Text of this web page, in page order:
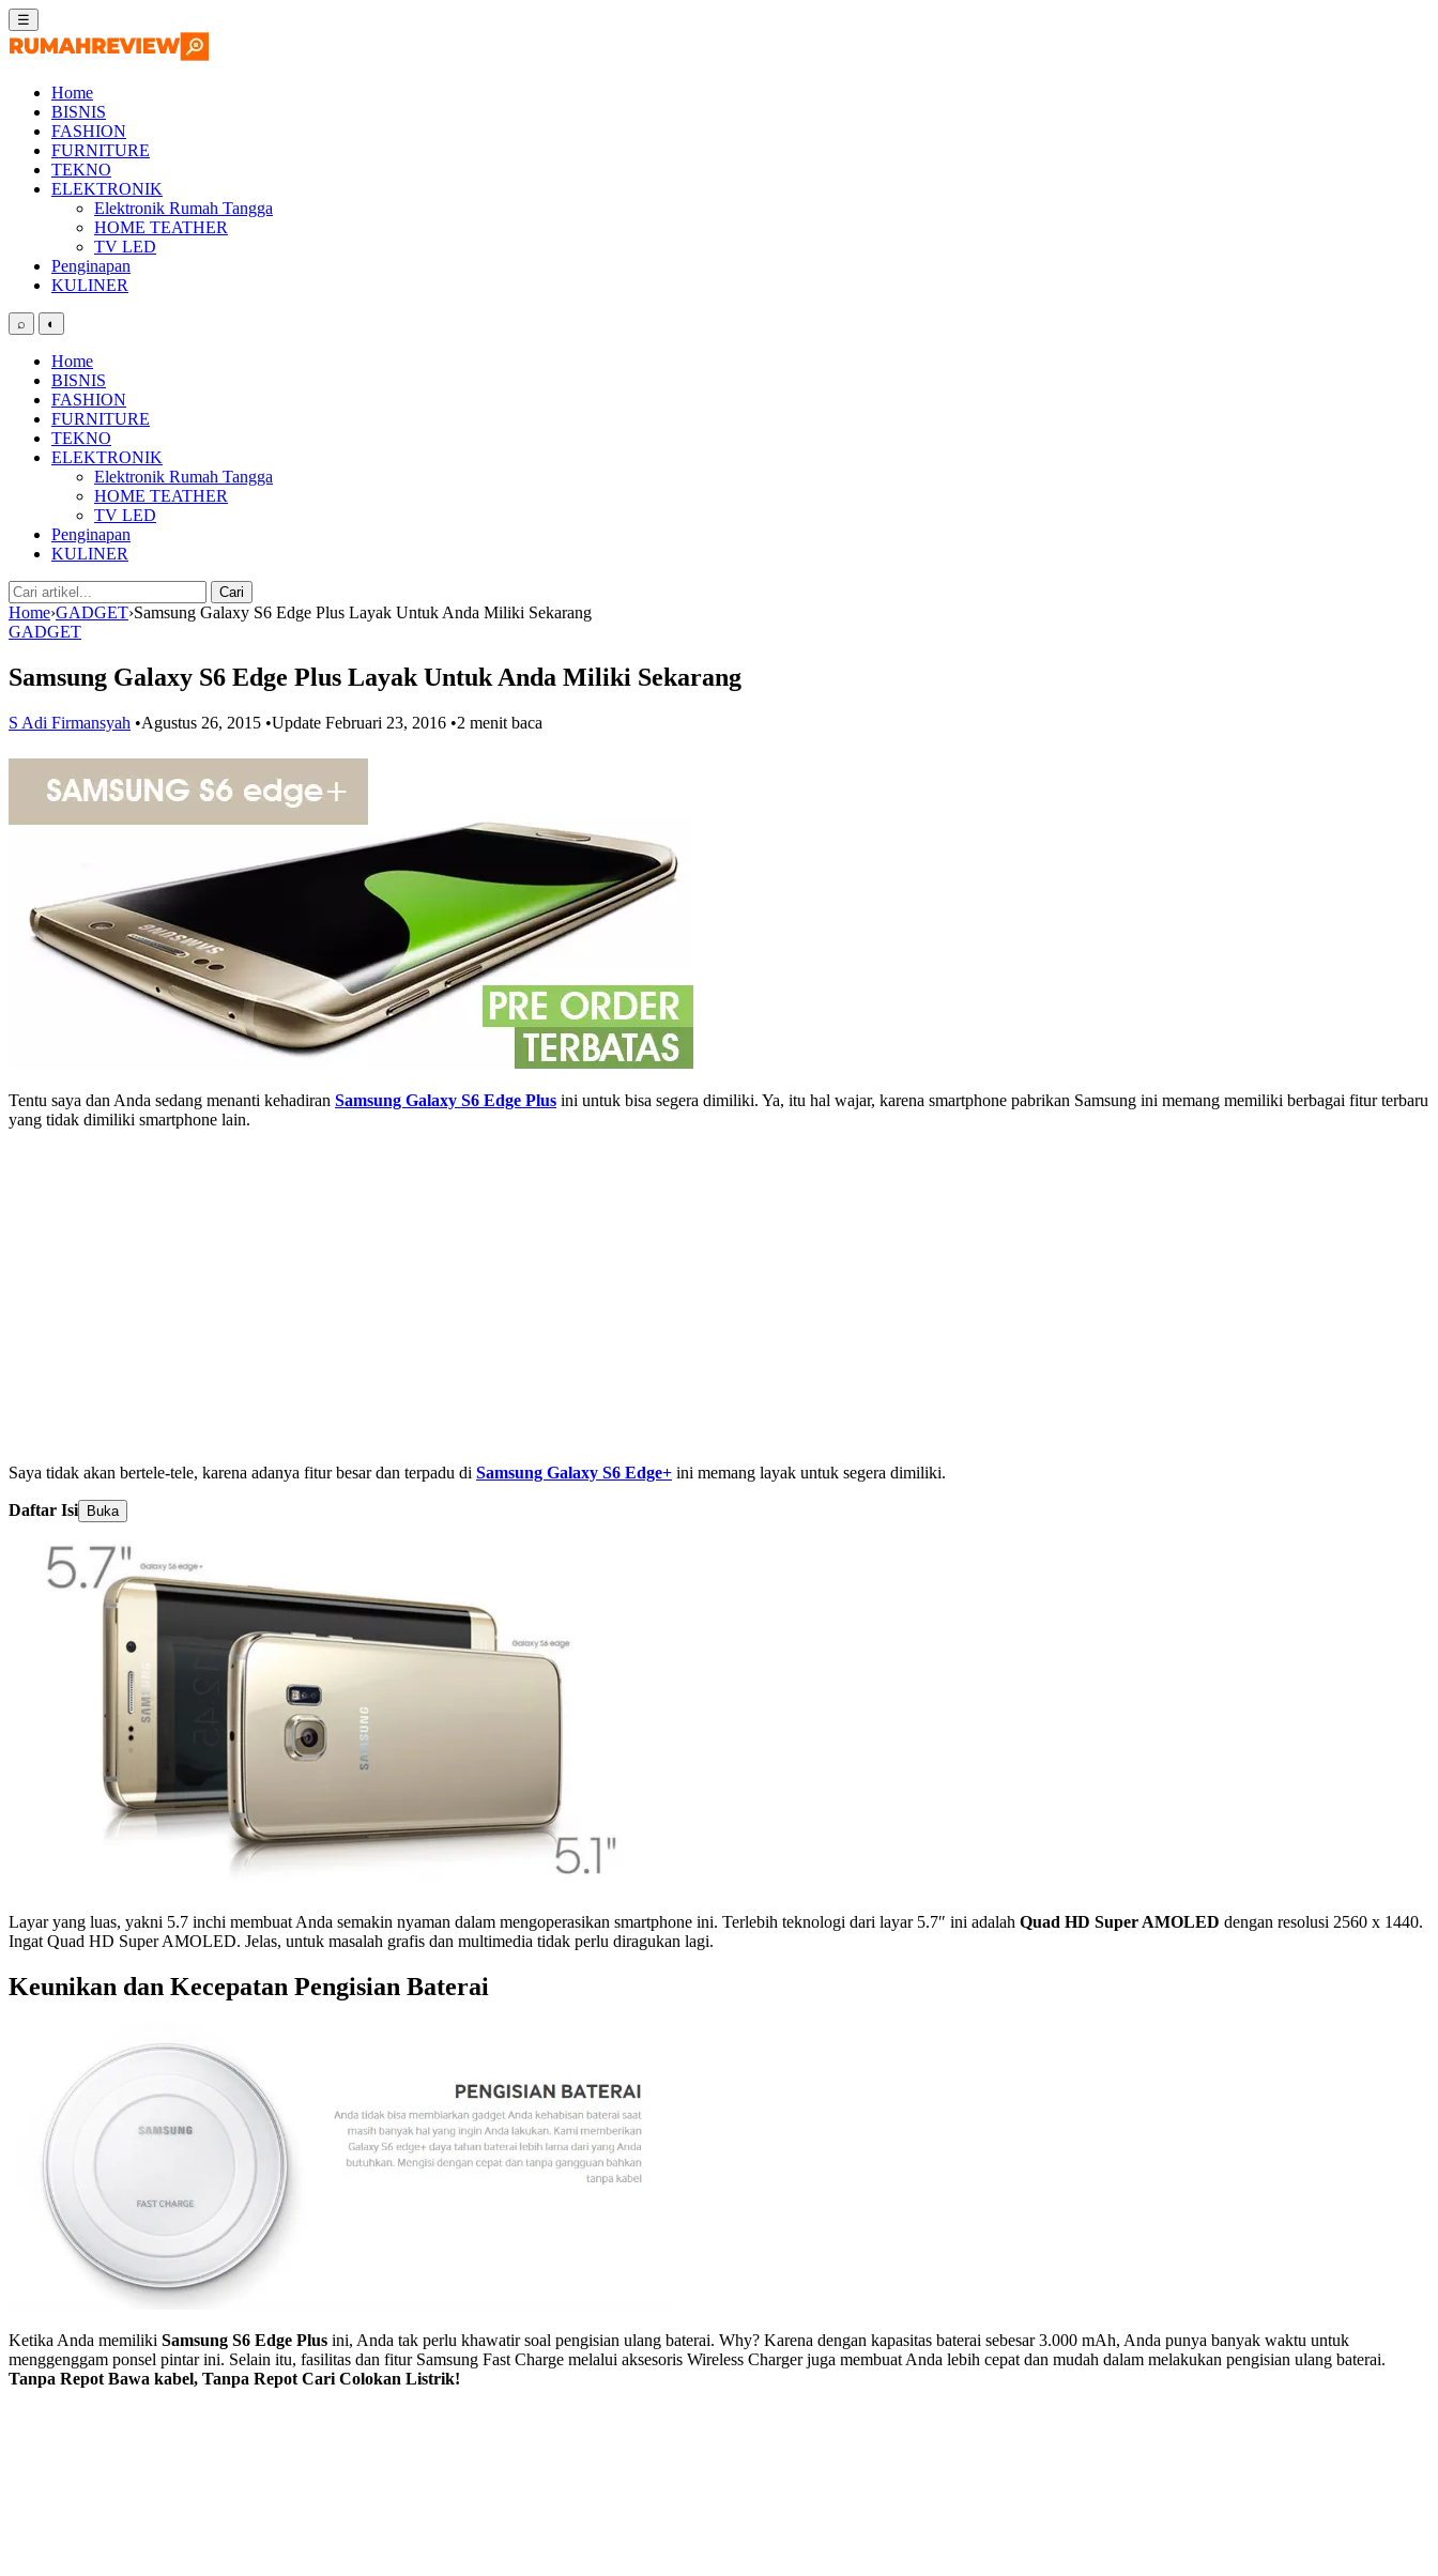
Skip
to
content
☰
Home
BISNIS
FASHION
FURNITURE
TEKNO
ELEKTRONIK
Elektronik Rumah Tangga
HOME TEATHER
TV LED
Penginapan
KULINER
⌕ ◐
Home
BISNIS
FASHION
FURNITURE
TEKNO
ELEKTRONIK
Elektronik Rumah Tangga
HOME TEATHER
TV LED
Penginapan
KULINER
Cari:
Cari
Home›GADGET›Samsung Galaxy S6 Edge Plus Layak Untuk Anda Miliki Sekarang
GADGET
Samsung Galaxy S6 Edge Plus Layak Untuk Anda Miliki Sekarang
S Adi Firmansyah •Agustus 26, 2015 •Update Februari 23, 2016 •2 menit baca
Tentu saya dan Anda sedang menanti kehadiran Samsung Galaxy S6 Edge Plus ini untuk bisa segera dimiliki. Ya, itu hal wajar, karena smartphone pabrikan Samsung ini memang memiliki berbagai fitur terbaru
yang tidak dimiliki smartphone lain.
Saya tidak akan bertele-tele, karena adanya fitur besar dan terpadu di Samsung Galaxy S6 Edge+ ini memang layak untuk segera dimiliki.
Daftar Isi Buka
Layar yang luas, yakni 5.7 inchi membuat Anda semakin nyaman dalam mengoperasikan smartphone ini. Terlebih teknologi dari layar 5.7″ ini adalah Quad HD Super AMOLED dengan resolusi 2560 x 1440.
Ingat Quad HD Super AMOLED. Jelas, untuk masalah grafis dan multimedia tidak perlu diragukan lagi.
Keunikan dan Kecepatan Pengisian Baterai
Ketika Anda memiliki Samsung S6 Edge Plus ini, Anda tak perlu khawatir soal pengisian ulang baterai. Why? Karena dengan kapasitas baterai sebesar 3.000 mAh, Anda punya banyak waktu untuk
menggenggam ponsel pintar ini. Selain itu, fasilitas dan fitur Samsung Fast Charge melalui aksesoris Wireless Chargerjuga membuat Anda lebih cepat dan mudah dalam melakukan pengisian ulang baterai.
Tanpa Repot Bawa kabel, Tanpa Repot Cari Colokan Listrik!